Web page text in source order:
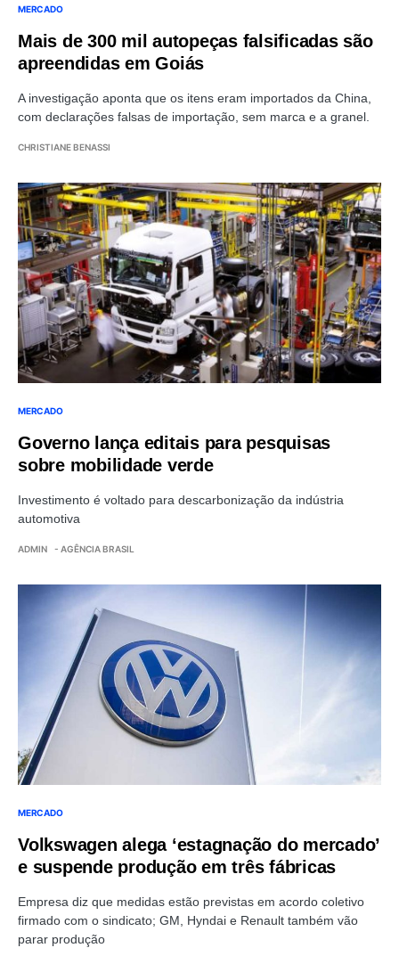
MERCADO
Mais de 300 mil autopeças falsificadas são
apreendidas em Goiás
A investigação aponta que os itens eram importados da China,
com declarações falsas de importação, sem marca e a granel.
CHRISTIANE BENASSI
MERCADO
Governo lança editais para pesquisas
sobre mobilidade verde
Investimento é voltado para descarbonização da indústria
automotiva
ADMIN - AGÊNCIA BRASIL
MERCADO
Volkswagen alega ‘estagnação do mercado’
e suspende produção em três fábricas
Empresa diz que medidas estão previstas em acordo coletivo
firmado com o sindicato; GM, Hyndai e Renault também vão
parar produção